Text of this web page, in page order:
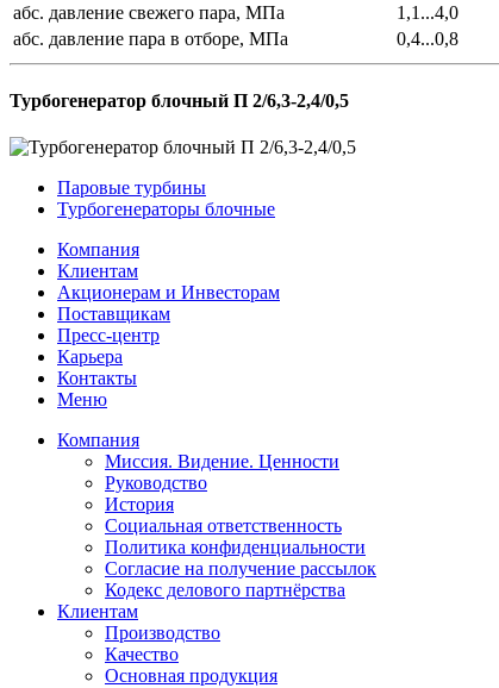
абс. давление свежего пара, МПа
1,1...4,0
абс. давление пара в отборе, МПа
0,4...0,8
Турбогенератор блочный П 2/6,3-2,4/0,5
Паровые турбины
Турбогенераторы блочные
Компания
Клиентам
Акционерам и Инвесторам
Поставщикам
Пресс-центр
Карьера
Контакты
Меню
Компания
Миссия. Видение. Ценности
Руководство
История
Социальная ответственность
Политика конфиденциальности
Согласие на получение рассылок
Кодекс делового партнёрства
Клиентам
Производство
Качество
Основная продукция